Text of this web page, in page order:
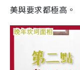
美與要求都極高。